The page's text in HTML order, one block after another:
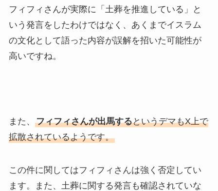
フィフィさんが実際に「土葬を推進している」と
いう発言をしたわけではなく、あくまでイスラム
の文化として語った内容が誤解を招いた可能性が
高いですね。
また、 フィフィさんが出馬するというデマもX上で
拡散されているようです。
この件に関してはフィフィさんは強く否定してい
ます。また、土葬に関する発言も確認されていな